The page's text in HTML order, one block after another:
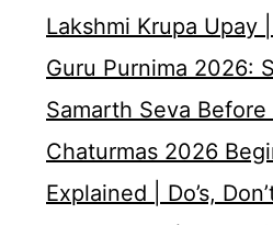
Lakshmi Krupa Upay
Guru Purnima 2026:
Samarth Seva Before
Chaturmas 2026
Explained | Do’s,